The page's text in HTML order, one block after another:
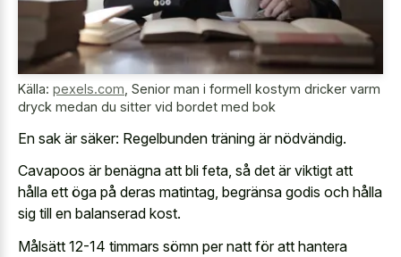
Källa: pexels.com Senior man i formell kostym dricker varm
dryck medan du sitter vid bordet med bok
En sak är säker: Regelbunden träning är nödvändig.
Cavapoos är benägna att bli feta, så det är viktigt att
hålla ett öga på deras matintag, begränsa godis och hålla
sig till en balanserad kost.
Målsätt 12-14 timmars sömn per natt för att hantera